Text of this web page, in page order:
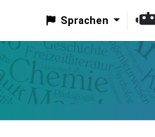
Sprachen